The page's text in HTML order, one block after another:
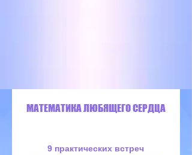
МАТЕМАТИКА ЛЮБЯЩЕГО СЕРДЦА
9 практических встреч